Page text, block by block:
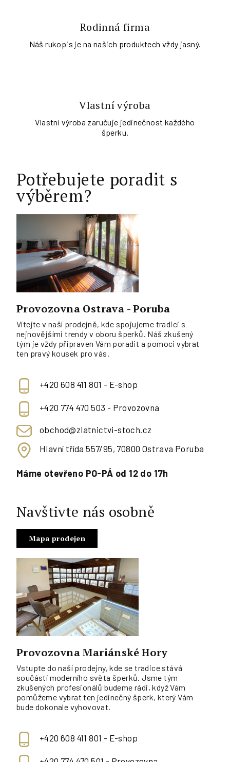
Rodinná firma
Náš rukopis je na našich produktech vždy jasný.
Vlastní výroba
Vlastní výroba zaručuje jedinečnost každého
šperku.
Potřebujete poradit s
výběrem?
Provozovna Ostrava - Poruba
Vítejte v naší prodejně, kde spojujeme tradici s
nejnovějšími trendy v oboru šperků. Náš zkušený
tým je vždy připraven Vám poradit a pomoci vybrat
ten pravý kousek pro vás.
+420 608 411 801 - E-shop
+420 774 470 503 - Provozovna
obchod@zlatnictvi-stoch.cz
Hlavní třída 557/95, 70800 Ostrava Poruba
Máme otevřeno PO-PÁ od 12 do 17h
Navštivte nás osobně
Mapa prodejen
Provozovna Mariánské Hory
Vstupte do naší prodejny, kde se tradice stává
součástí moderního světa šperků. Jsme tým
zkušených profesionálů budeme rádi, když Vám
pomůžeme vybrat ten jedinečný šperk, který Vám
bude dokonale vyhovovat.
+420 608 411 801 - E-shop